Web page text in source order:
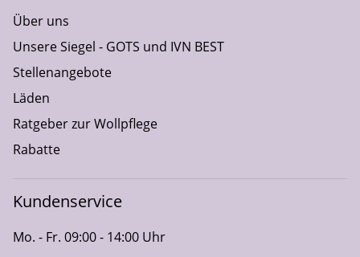
Über uns
Unsere Siegel - GOTS und IVN BEST
Stellenangebote
Läden
Ratgeber zur Wollpflege
Rabatte
Kundenservice
Mo. - Fr. 09:00 - 14:00 Uhr